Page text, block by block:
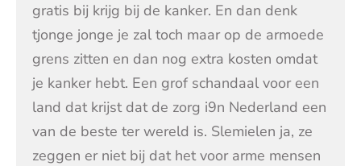
gratis bij krijg bij de kanker. En dan denk
tjonge jonge je zal toch maar op de armoede
grens zitten en dan nog extra kosten omdat
je kanker hebt. Een grof schandaal voor een
land dat krijst dat de zorg i9n Nederland een
van de beste ter wereld is. Slemielen ja, ze
zeggen er niet bij dat het voor arme mensen